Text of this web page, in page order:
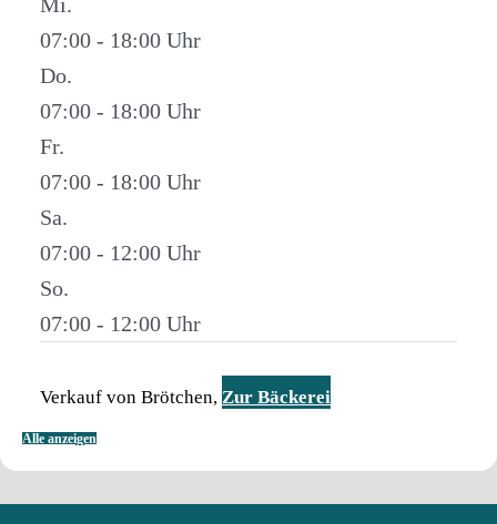
07:00 - 18:00
Do.
07:00 - 18:00
Fr.
07:00 - 18:00
Sa.
07:00 - 12:00
So.
07:00 - 12:00
Verkauf von Brötchen, Zur Bäckerei
Alle anzeigen